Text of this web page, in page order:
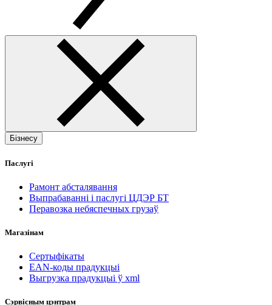
Бізнесу
Паслугі
Рамонт абсталявання
Выпрабаванні і паслугі ЦДЭР БТ
Перавозка небяспечных грузаў
Магазінам
Сертыфікаты
EAN-коды прадукцыі
Выгрузка прадукцыі ў xml
Сэрвісным цэнтрам